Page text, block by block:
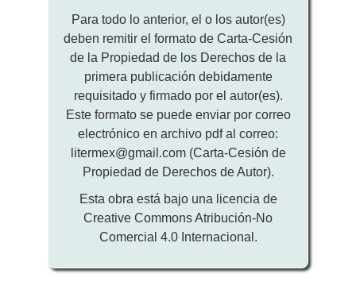
Para todo lo anterior, el o los autor(es)
deben remitir el formato de Carta-Cesión
de la Propiedad de los Derechos de la
primera publicación debidamente
requisitado y firmado por el autor(es).
Este formato se puede enviar por correo
electrónico en archivo pdf al correo:
litermex@gmail.com (Carta-Cesión de
Propiedad de Derechos de Autor).
Esta obra está bajo una licencia de
Creative Commons Atribución-No
Comercial 4.0 Internacional.